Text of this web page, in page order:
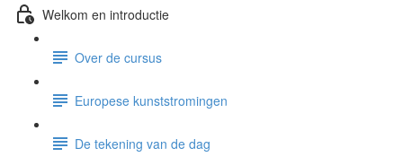
Welkom en introductie
Over de cursus
Europese kunststromingen
De tekening van de dag